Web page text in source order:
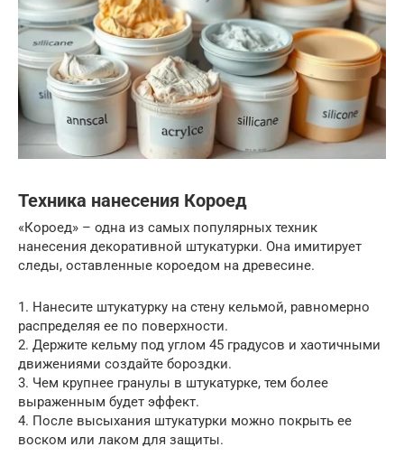
Техника нанесения Короед
«Короед» – одна из самых популярных техник
нанесения декоративной штукатурки. Она имитирует
следы, оставленные короедом на древесине.
1. Нанесите штукатурку на стену кельмой, равномерно
распределяя ее по поверхности.
2. Держите кельму под углом 45 градусов и хаотичными
движениями создайте бороздки.
3. Чем крупнее гранулы в штукатурке, тем более
выраженным будет эффект.
4. После высыхания штукатурки можно покрыть ее
воском или лаком для защиты.